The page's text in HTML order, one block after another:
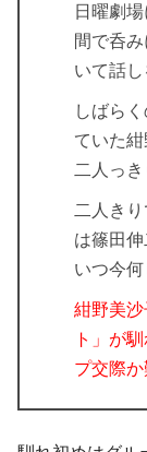
日曜劇
間で呑
いて話し
しばら
ていた
二人っ
二人き
は篠田
いつ今何
紺野美
ト」が
プ交際か